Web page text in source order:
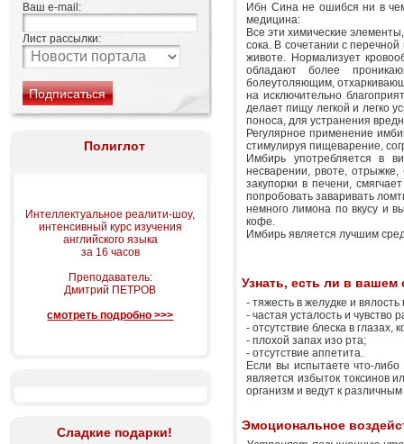
Ваш e-mail:
Лист рассылки:
Полиглот
Интеллектуальное реалити-шоу,
интенсивный курс изучения
английского языка
за 16 часов
Преподаватель:
Дмитрий ПЕТРОВ
смотреть подробно >>>
Сладкие подарки!
Ибн Сина не ошибся ни в
медицина:
Все эти химические
сока. В сочетании с
животе. Нормализует
обладают более
болеутоляющим,
на исключительно
делает пищу легкой и легко
поноса, для устранения
Регулярное применение
стимулируя пищеварение,
Имбирь употребляется в
несварении, рвоте,
закупорки в печени,
попробовать заваривать
немного лимона по вкусу и
кофе.
Имбирь является лучшим
Узнать, есть ли в
- тяжесть в желудке и вялость
- частая усталость и чувство
- отсутствие блеска в глазах,
- плохой запах изо рта;
- отсутствие аппетита.
Если вы испытаете что-
является избыток токсинов
организм и ведут к
Эмоциональное